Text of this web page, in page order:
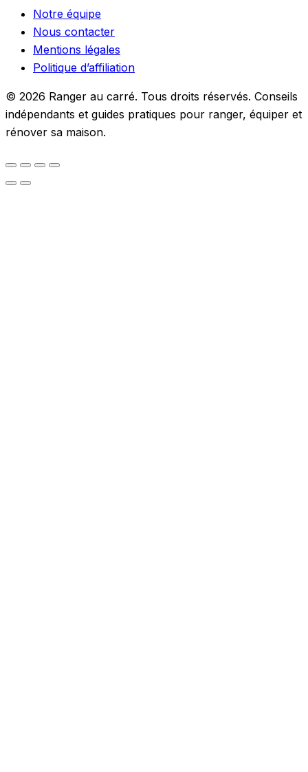
Notre équipe
Nous contacter
Mentions légales
Politique d’affiliation
© 2026 Ranger au carré. Tous droits réservés. Conseils
indépendants et guides pratiques pour ranger, équiper et
rénover sa maison.